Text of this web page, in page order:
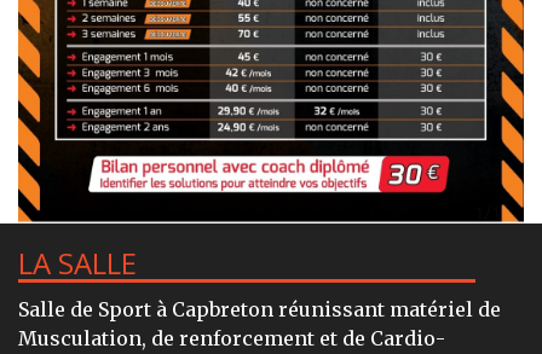
LA SALLE
Salle de Sport à Capbreton réunissant matériel de
Musculation, de renforcement et de Cardio-